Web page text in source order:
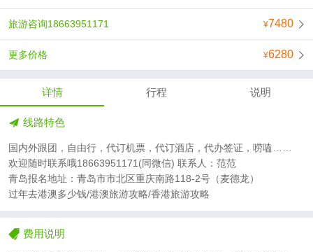
7480
旅游咨询18663951171
6280
更多价格
详情 行程 说明
线路特色
国内外跟团，自由行，代订机票，代订酒店，代办签证，唠嗑……
欢迎随时联系哦18663951171(同微信) 联系人：范范
青岛报名地址：青岛市市北区重庆南路118-2号（麦德龙）
过年去港澳多少钱/港澳旅游攻略/香港旅游攻略
费用说明